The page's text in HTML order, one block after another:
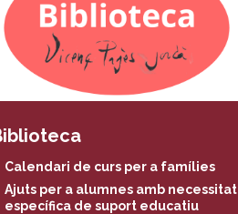
Calendari de curs per a famílies
Ajuts per a alumnes amb necessitat
específica de suport educatiu